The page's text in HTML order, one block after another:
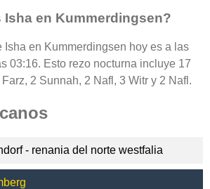
Isha en Kummerdingsen?
Isha en Kummerdingsen hoy es a las
03:16. Esto rezo nocturna incluye 17
2 Sunnah, 2 Nafl, 3 Witr y 2 Nafl.
- renania del norte westfalia